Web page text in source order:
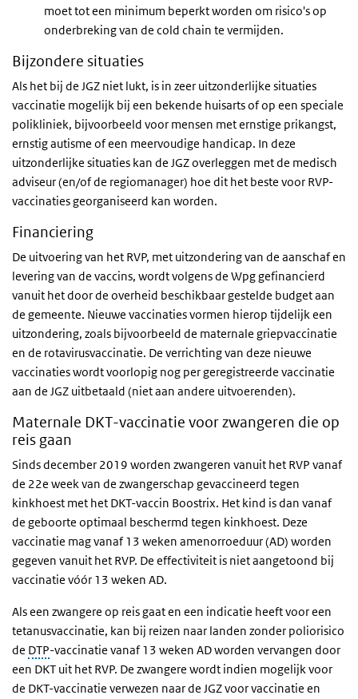
moet tot een minimum beperkt worden om risico's op
onderbreking van de cold chain te vermijden.
Bijzondere situaties
Als het bij de JGZ niet lukt, is in zeer uitzonderlijke situaties
vaccinatie mogelijk bij een bekende huisarts of op een speciale
polikliniek, bijvoorbeeld voor mensen met ernstige prikangst,
ernstig autisme of een meervoudige handicap. In deze
uitzonderlijke situaties kan de JGZ overleggen met de medisch
adviseur (en/of de regiomanager) hoe dit het beste voor RVP-
vaccinaties georganiseerd kan worden.
Financiering
De uitvoering van het RVP, met uitzondering van de aanschaf en
levering van de vaccins, wordt volgens de Wpg gefinancierd
vanuit het door de overheid beschikbaar gestelde budget aan
de gemeente. Nieuwe vaccinaties vormen hierop tijdelijk een
uitzondering, zoals bijvoorbeeld de maternale griepvaccinatie
en de rotavirusvaccinatie. De verrichting van deze nieuwe
vaccinaties wordt voorlopig nog per geregistreerde vaccinatie
aan de JGZ uitbetaald (niet aan andere uitvoerenden).
Maternale DKT-vaccinatie voor zwangeren die op
reis gaan
Sinds december 2019 worden zwangeren vanuit het RVP vanaf
de 22e week van de zwangerschap gevaccineerd tegen
kinkhoest met het DKT-vaccin Boostrix. Het kind is dan vanaf
de geboorte optimaal beschermd tegen kinkhoest. Deze
vaccinatie mag vanaf 13 weken amenorroeduur (AD) worden
gegeven vanuit het RVP. De effectiviteit is niet aangetoond bij
vaccinatie vóór 13 weken AD.
Als een zwangere op reis gaat en een indicatie heeft voor een
tetanusvaccinatie, kan bij reizen naar landen zonder poliorisico
de DTP-vaccinatie vanaf 13 weken AD worden vervangen door
een DKT uit het RVP. De zwangere wordt indien mogelijk voor
de DKT-vaccinatie verwezen naar de JGZ voor vaccinatie en